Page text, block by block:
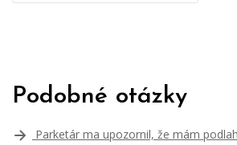
Podobné otázky
Parketár ma upozornil, že mám